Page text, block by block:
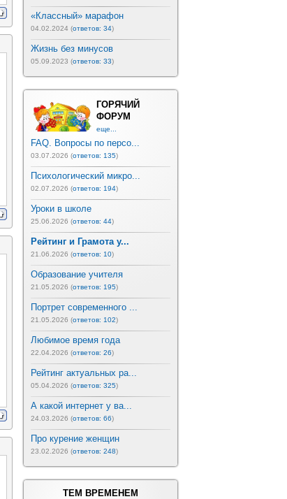
«Классный» марафон
04.02.2024 (ответов: 34)
Жизнь без минусов
05.09.2023 (ответов: 33)
ГОРЯЧИЙ
ФОРУМ
еще...
FAQ. Вопросы по персо...
03.07.2026 (ответов: 135)
Психологический микро...
02.07.2026 (ответов: 194)
Уроки в школе
25.06.2026 (ответов: 44)
Рейтинг и Грамота у...
21.06.2026 (ответов: 10)
Образование учителя
21.05.2026 (ответов: 195)
Портрет современного ...
21.05.2026 (ответов: 102)
Любимое время года
22.04.2026 (ответов: 26)
Рейтинг актуальных ра...
05.04.2026 (ответов: 325)
А какой интернет у ва...
24.03.2026 (ответов: 66)
Про курение женщин
23.02.2026 (ответов: 248)
ТЕМ ВРЕМЕНЕМ